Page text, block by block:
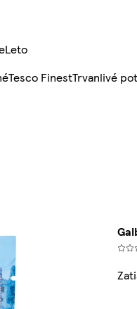
Leto
Tesco FinestTrvanlivé